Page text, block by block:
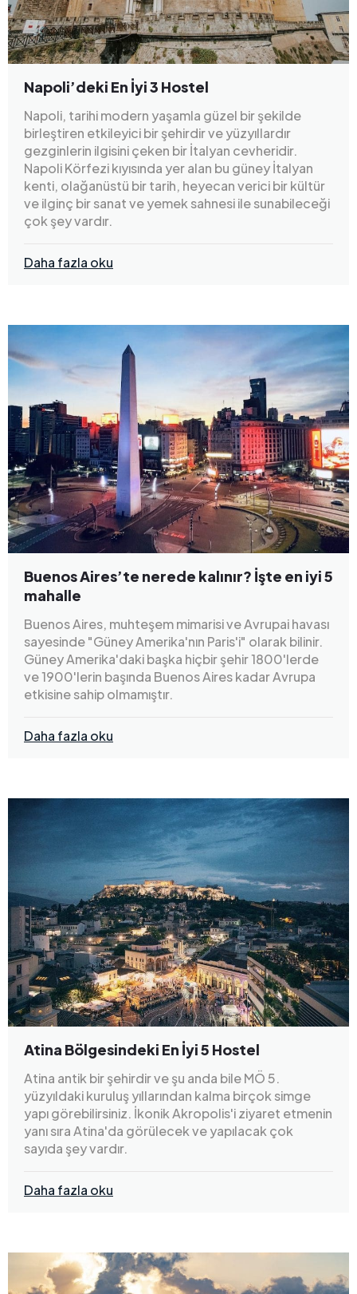
Napoli’deki En İyi 3 Hostel
Napoli, tarihi modern yaşamla güzel bir şekilde
birleştiren etkileyici bir şehirdir ve yüzyıllardır
gezginlerin ilgisini çeken bir İtalyan cevheridir.
Napoli Körfezi kıyısında yer alan bu güney İtalyan
kenti, olağanüstü bir tarih, heyecan verici bir kültür
ve ilginç bir sanat ve yemek sahnesi ile sunabileceği
çok şey vardır.
Daha fazla oku
Buenos Aires’te nerede kalınır? İşte en iyi 5
mahalle
Buenos Aires, muhteşem mimarisi ve Avrupai havası
sayesinde "Güney Amerika'nın Paris'i" olarak bilinir.
Güney Amerika'daki başka hiçbir şehir 1800'lerde
ve 1900'lerin başında Buenos Aires kadar Avrupa
etkisine sahip olmamıştır.
Daha fazla oku
Atina Bölgesindeki En İyi 5 Hostel
Atina antik bir şehirdir ve şu anda bile MÖ 5.
yüzyıldaki kuruluş yıllarından kalma birçok simge
yapı görebilirsiniz. İkonik Akropolis'i ziyaret etmenin
yanı sıra Atina'da görülecek ve yapılacak çok
sayıda şey vardır.
Daha fazla oku